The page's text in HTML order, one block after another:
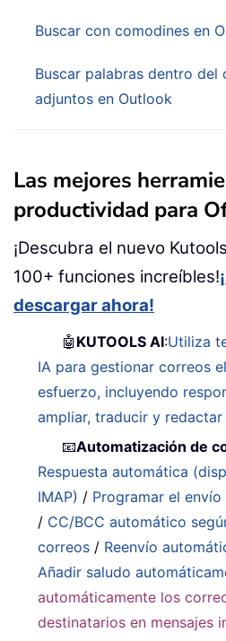
Buscar con comodines en
Buscar palabras dentro
adjuntos en Outlook
Las mejores
productividad para
¡Descubra el nuevo
100+ funciones increíbles!
descargar ahora!
🤖 KUTOOLS AI:Utiliza
IA para gestionar correos
esfuerzo, incluyendo
ampliar, traducir y redactar
📧Automatización de
Respuesta automática
IMAP) / Programar el
/ CC/BCC automático
correos / Reenvío
Añadir saludo
automáticamente los
destinatarios en mensajes